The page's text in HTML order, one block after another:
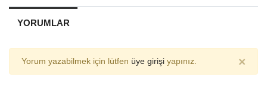
YORUMLAR
Yorum yazabilmek için lütfen üye girişi yapınız. ×